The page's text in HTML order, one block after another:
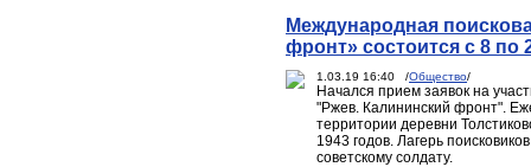
Международная
фронт» состоится с 8 по
1.03.19 16:40 /Общество/
Начался прием заявок на
"Ржев. Калининский фронт".
территории деревни
1943 годов. Лагерь
советскому солдату.